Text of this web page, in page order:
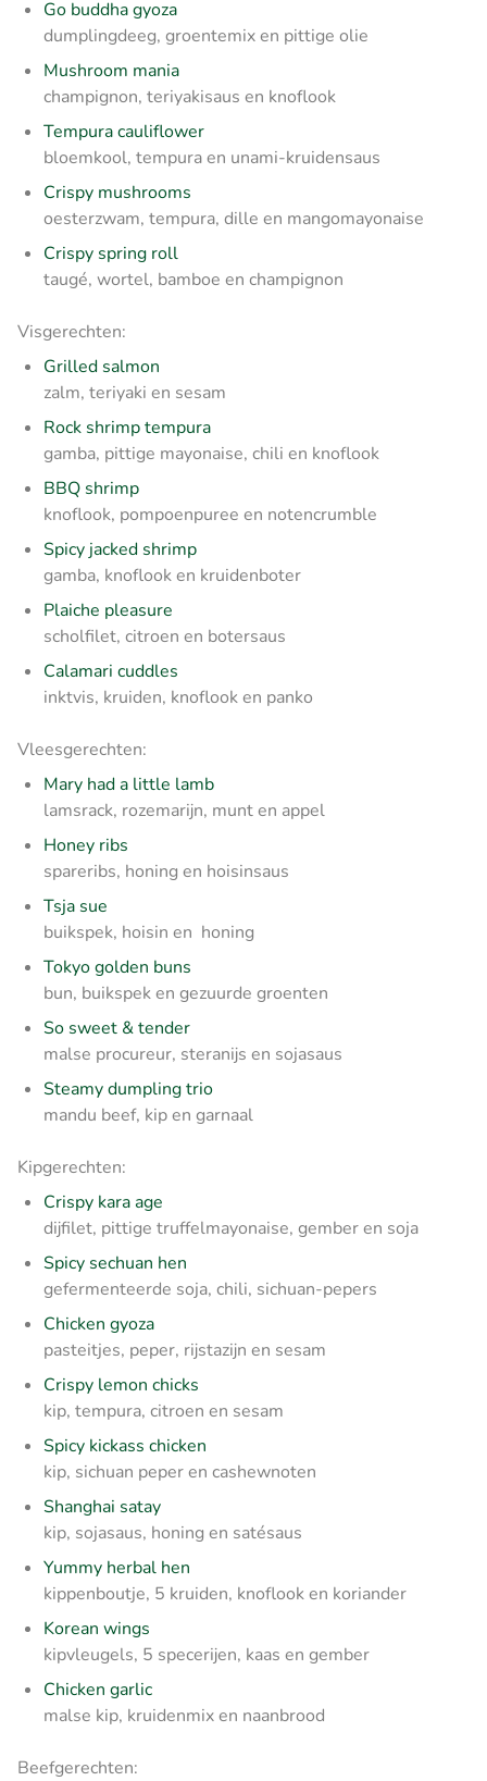
Go buddha gyoza
dumplingdeeg, groentemix en pittige olie
Mushroom mania
champignon, teriyakisaus en knoflook
Tempura cauliflower
bloemkool, tempura en unami-kruidensaus
Crispy mushrooms
oesterzwam, tempura, dille en mangomayonaise
Crispy spring roll
taugé, wortel, bamboe en champignon
Visgerechten:
Grilled salmon
zalm, teriyaki en sesam
Rock shrimp tempura
gamba, pittige mayonaise, chili en knoflook
BBQ shrimp
knoflook, pompoenpuree en notencrumble
Spicy jacked shrimp
gamba, knoflook en kruidenboter
Plaiche pleasure
scholfilet, citroen en botersaus
Calamari cuddles
inktvis, kruiden, knoflook en panko
Vleesgerechten:
Mary had a little lamb
lamsrack, rozemarijn, munt en appel
Honey ribs
spareribs, honing en hoisinsaus
Tsja sue
buikspek, hoisin en honing
Tokyo golden buns
bun, buikspek en gezuurde groenten
So sweet & tender
malse procureur, steranijs en sojasaus
Steamy dumpling trio
mandu beef, kip en garnaal
Kipgerechten:
Crispy kara age
dijfilet, pittige truffelmayonaise, gember en soja
Spicy sechuan hen
gefermenteerde soja, chili, sichuan-pepers
Chicken gyoza
pasteitjes, peper, rijstazijn en sesam
Crispy lemon chicks
kip, tempura, citroen en sesam
Spicy kickass chicken
kip, sichuan peper en cashewnoten
Shanghai satay
kip, sojasaus, honing en satésaus
Yummy herbal hen
kippenboutje, 5 kruiden, knoflook en koriander
Korean wings
kipvleugels, 5 specerijen, kaas en gember
Chicken garlic
malse kip, kruidenmix en naanbrood
Beefgerechten: